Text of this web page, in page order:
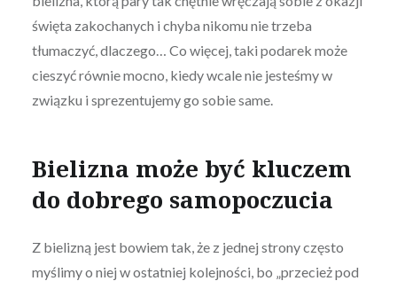
święta zakochanych i chyba nikomu nie trzeba
tłumaczyć, dlaczego… Co więcej, taki podarek może
cieszyć równie mocno, kiedy wcale nie jesteśmy w
związku i sprezentujemy go sobie same.
Bielizna może być kluczem
do dobrego samopoczucia
Z bielizną jest bowiem tak, że z jednej strony często
myślimy o niej w ostatniej kolejności, bo „przecież pod